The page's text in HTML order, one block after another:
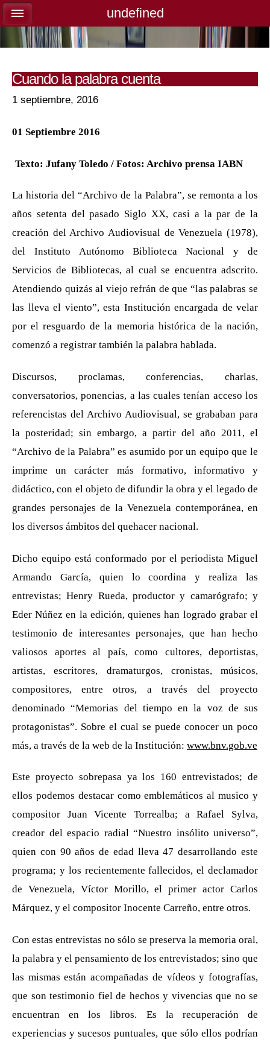
Cuando la palabra cuenta
1 septiembre, 2016
01 Septiembre 2016
Texto: Jufany Toledo / Fotos: Archivo prensa IABN
La historia del “Archivo de la Palabra”, se remonta a los
años setenta del pasado Siglo XX, casi a la par de la
creación del Archivo Audiovisual de Venezuela (1978),
del Instituto Autónomo Biblioteca Nacional y de
Servicios de Bibliotecas, al cual se encuentra adscrito.
Atendiendo quizás al viejo refrán de que “las palabras se
las lleva el viento”, esta Institución encargada de velar
por el resguardo de la memoria histórica de la nación,
comenzó a registrar también la palabra hablada.
Discursos, proclamas, conferencias, charlas,
conversatorios, ponencias, a las cuales tenían acceso los
referencistas del Archivo Audiovisual, se grababan para
la posteridad; sin embargo, a partir del año 2011, el
“Archivo de la Palabra” es asumido por un equipo que le
imprime un carácter más formativo, informativo y
didáctico, con el objeto de difundir la obra y el legado de
grandes personajes de la Venezuela contemporánea, en
los diversos ámbitos del quehacer nacional.
Dicho equipo está conformado por el periodista Miguel
Armando García, quien lo coordina y realiza las
entrevistas; Henry Rueda, productor y camarógrafo; y
Eder Núñez en la edición, quienes han logrado grabar el
testimonio de interesantes personajes, que han hecho
valiosos aportes al país, como cultores, deportistas,
artistas, escritores, dramaturgos, cronistas, músicos,
compositores, entre otros, a través del proyecto
denominado “Memorias del tiempo en la voz de sus
protagonistas”. Sobre el cual se puede conocer un poco
más, a través de la web de la Institución: www.bnv.gob.ve
Este proyecto sobrepasa ya los 160 entrevistados; de
ellos podemos destacar como emblemáticos al musico y
compositor Juan Vicente Torrealba; a Rafael Sylva,
creador del espacio radial “Nuestro insólito universo”,
quien con 90 años de edad lleva 47 desarrollando este
programa; y los recientemente fallecidos, el declamador
de Venezuela, Víctor Morillo, el primer actor Carlos
Márquez, y el compositor Inocente Carreño, entre otros.
Con estas entrevistas no sólo se preserva la memoria oral,
la palabra y el pensamiento de los entrevistados; sino que
las mismas están acompañadas de vídeos y fotografías,
que son testimonio fiel de hechos y vivencias que no se
encuentran en los libros. Es la recuperación de
experiencias y sucesos puntuales, que sólo ellos podrían
undefined
undefined